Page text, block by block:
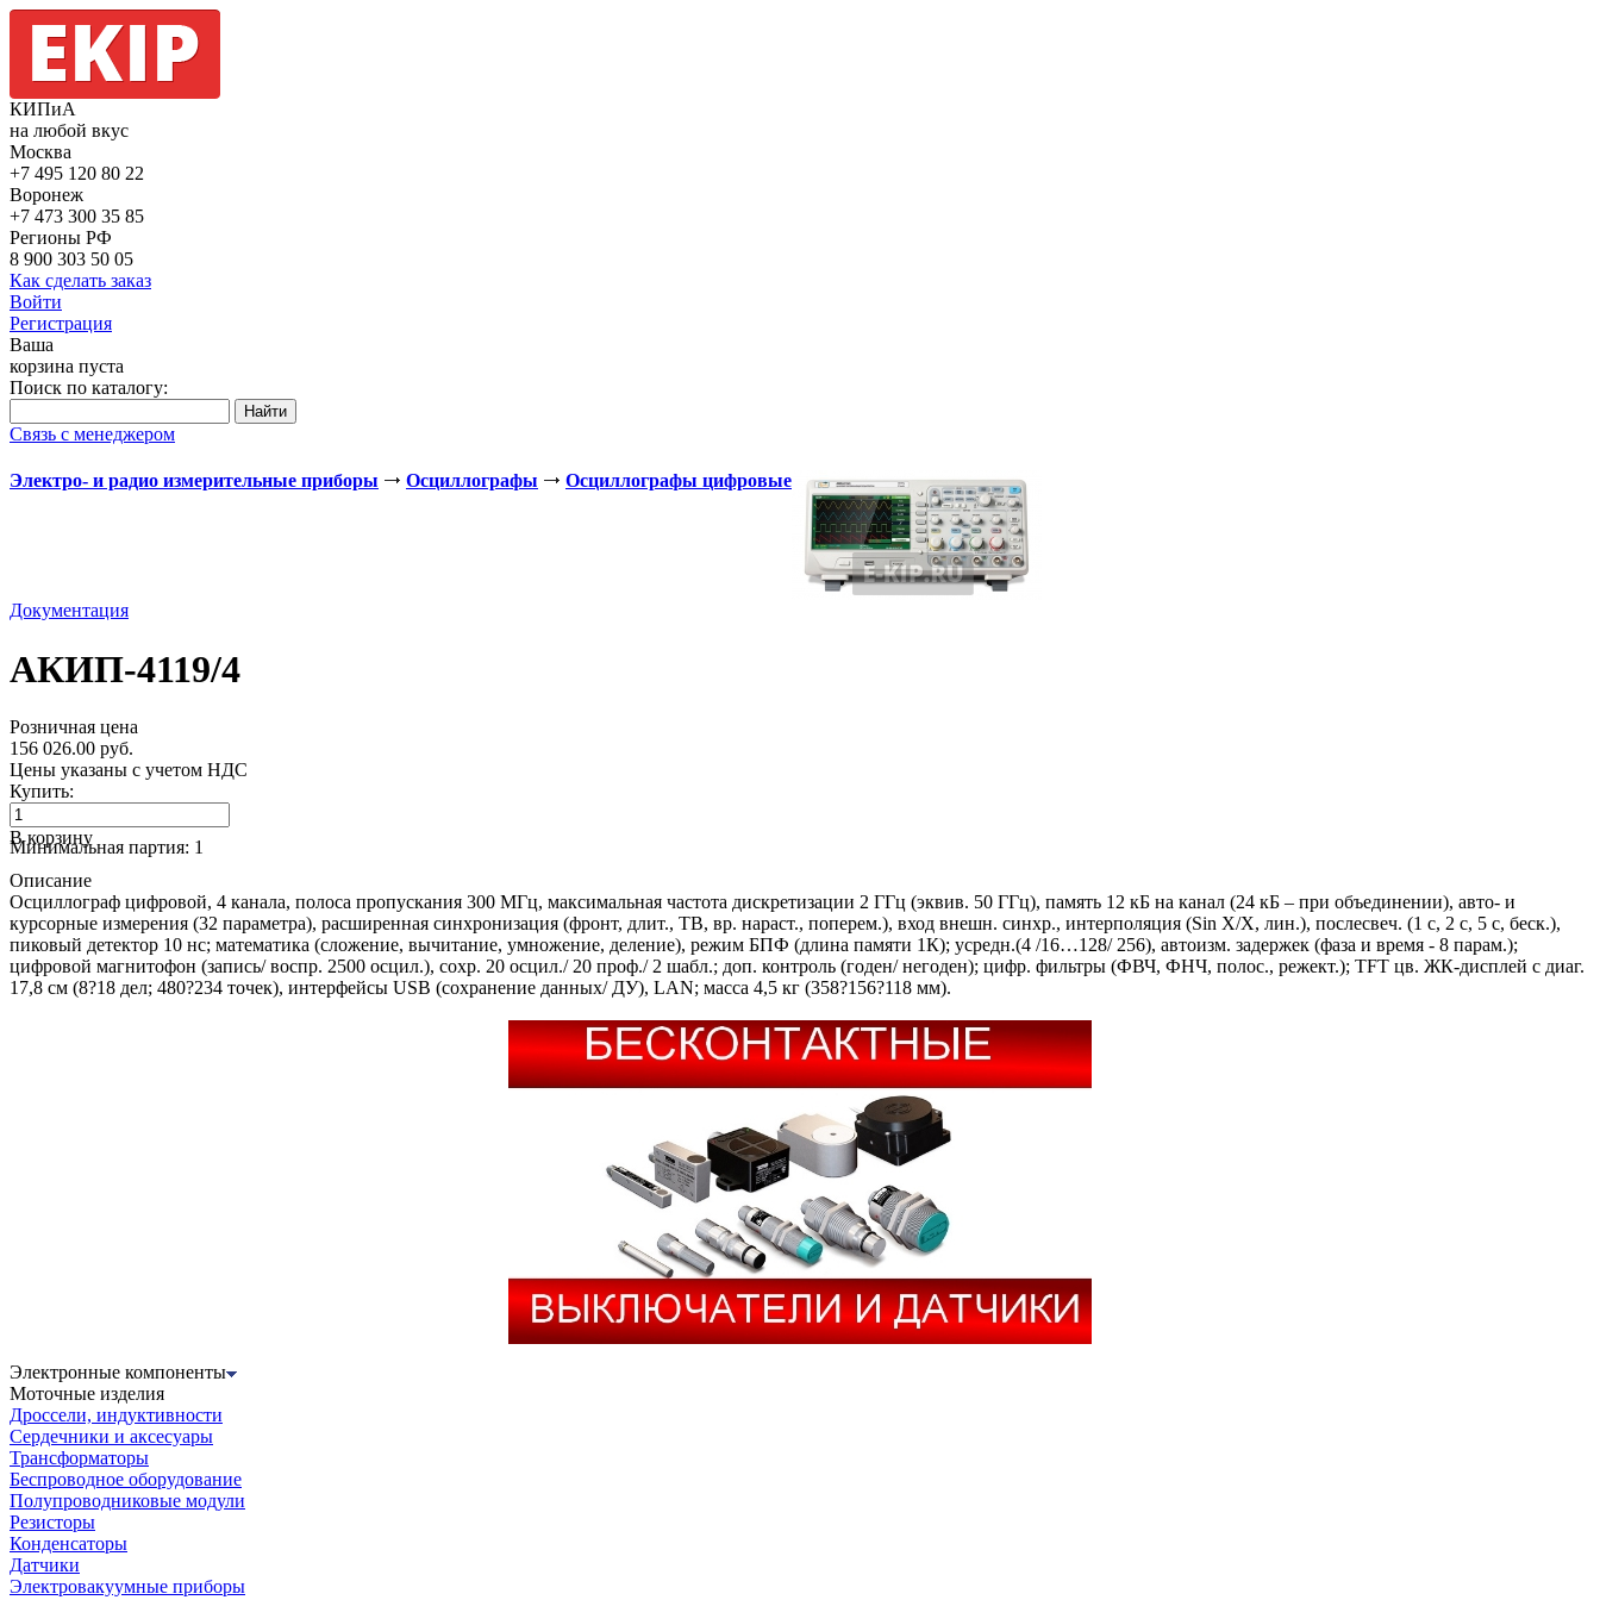
КИПиА
на любой вкус
Москва
+7 495 120 80 22
Воронеж
+7 473 300 35 85
Регионы РФ
8 900 303 50 05
Как сделать заказ
Войти
Регистрация
Ваша
корзина пуста
Поиск по каталогу:
Связь с менеджером
Электро- и радио измерительные приборы Осциллографы Осциллографы цифровые
Документация
АКИП-4119/4
Розничная цена
156 026.00 руб.
Цены указаны с учетом НДС
Купить:
В корзину
Минимальная партия: 1
Описание
Осциллограф цифровой, 4 канала, полоса пропускания 300 МГц, максимальная частота дискретизации 2 ГГц (эквив. 50 ГГц), память 12 кБ на канал (24 кБ – при объединении), авто- и
курсорные измерения (32 параметра), расширенная синхронизация (фронт, длит., ТВ, вр. нараст., поперем.), вход внешн. синхр., интерполяция (Sin X/X, лин.), послесвеч. (1 с, 2 с, 5 с, беск.),
пиковый детектор 10 нс; математика (сложение, вычитание, умножение, деление), режим БПФ (длина памяти 1К); усредн.(4 /16…128/ 256), автоизм. задержек (фаза и время - 8 парам.);
цифровой магнитофон (запись/ воспр. 2500 осцил.), сохр. 20 осцил./ 20 проф./ 2 шабл.; доп. контроль (годен/ негоден); цифр. фильтры (ФВЧ, ФНЧ, полос., режект.); TFT цв. ЖК-дисплей с диаг.
17,8 см (8?18 дел; 480?234 точек), интерфейсы USB (сохранение данных/ ДУ), LAN; масса 4,5 кг (358?156?118 мм).
Электронные компоненты
Моточные изделия
Дроссели, индуктивности
Сердечники и аксесуары
Трансформаторы
Беспроводное оборудование
Полупроводниковые модули
Резисторы
Конденсаторы
Датчики
Электровакуумные приборы